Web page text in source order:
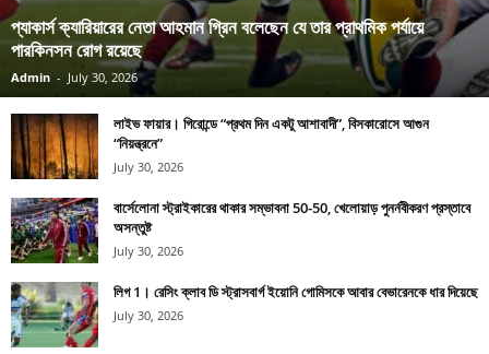
প্যাকার্স ক্যারিয়ারের নেতা আহমান গ্রিন বলেছেন যে তার প্রাথমিক পর্যায়ে
পারকিনসন রোগ রয়েছে
Admin - July 30, 2026
লাইভ ফায়ার। গিরোন্ডে “প্রথম দিন একটু আশাবাদী”, বিসকারোসে আগুন
“নিয়ন্ত্রনে”
July 30, 2026
বার্সেলোনা স্ট্রাইকারের থাকার সম্ভাবনা 50-50, খেলোয়াড় পুনর্নবীকরণ প্রস্তাবে
অসন্তুষ্ট
July 30, 2026
লিগ 1। রেসিং ক্লাব ডি স্ট্রাসবার্গ ইয়োনি গোমিসকে আবার বেভারেনকে ধার দিয়েছে
July 30, 2026